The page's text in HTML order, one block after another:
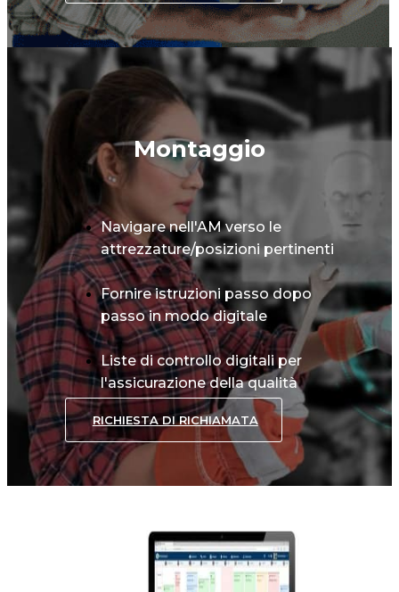
Montaggio
Navigare nell'AM verso le
attrezzature/posizioni pertinenti
Fornire istruzioni passo dopo
passo in modo digitale
Liste di controllo digitali per
l'assicurazione della qualità
RICHIESTA DI RICHIAMATA